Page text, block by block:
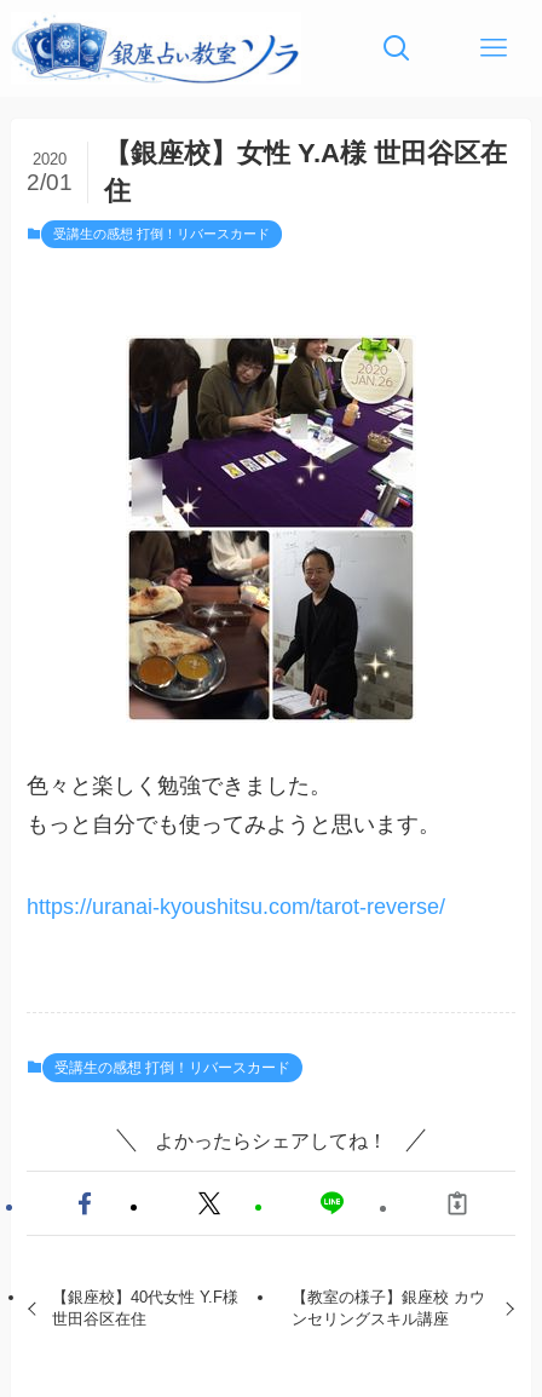
【銀座校】女性 Y.A様 世田谷区在
住
2020
2/01
受講生の感想 打倒！リバースカード
色々と楽しく勉強できました。
もっと自分でも使ってみようと思います。
https://uranai-kyoushitsu.com/tarot-reverse/
受講生の感想 打倒！リバースカード
よかったらシェアしてね！
【銀座校】40代女性 Y.F様
世田谷区在住
【教室の様子】銀座校 カウ
ンセリングスキル講座